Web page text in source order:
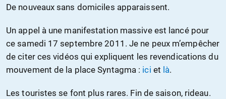
De nouveaux sans domiciles apparaissent.
Un appel à une manifestation massive est lancé pour
ce samedi 17 septembre 2011. Je ne peux m’empêcher
de citer ces vidéos qui expliquent les revendications du
mouvement de la place Syntagma : ici et là.
Les touristes se font plus rares. Fin de saison, rideau.